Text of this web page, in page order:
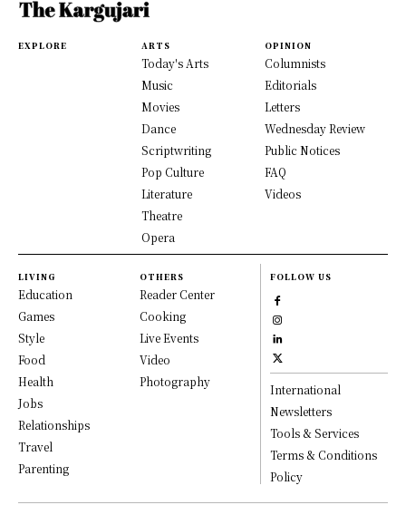
EXPLORE ARTS
Today's Arts
Music
Movies
Dance
Scriptwriting
Pop Culture
Literature
Theatre
Opera
OPINION
Columnists
Editorials
Letters
Wednesday Review
Public Notices
FAQ
Videos
LIVING
Education
Games
Style
Food
Health
Jobs
Relationships
Travel
Parenting
OTHERS
Reader Center
Cooking
Live Events
Video
Photography
FOLLOW US
International
Newsletters
Tools & Services
Terms & Conditions
Policy